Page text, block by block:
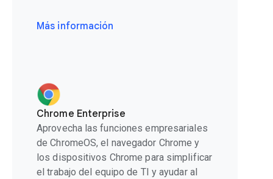
Más información
Chrome Enterprise
Aprovecha las funciones empresariales
de ChromeOS, el navegador Chrome y
los dispositivos Chrome para simplificar
el trabajo del equipo de TI y ayudar al